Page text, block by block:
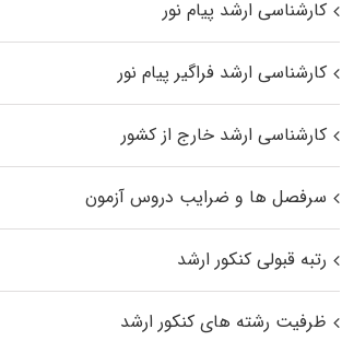
کارشناسی ارشد پیام نور
کارشناسی ارشد فراگیر پیام نور
کارشناسی ارشد خارج از کشور
سرفصل ها و ضرایب دروس آزمون
رتبه قبولی کنکور ارشد
ظرفیت رشته های کنکور ارشد